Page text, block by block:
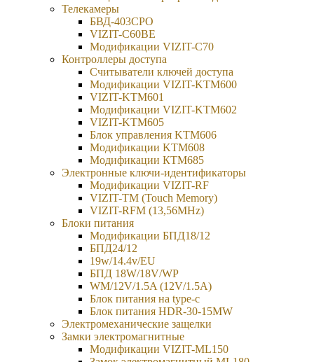
Телекамеры
БВД-403СРО
VIZIT-С60BE
Модификации VIZIT-C70
Контроллеры доступа
Считыватели ключей доступа
Модификации VIZIT-KTM600
VIZIT-KTM601
Модификации VIZIT-KTM602
VIZIT-KTM605
Блок управления KTM606
Модификации KTM608
Модификации КТМ685
Электронные ключи-идентификаторы
Модификации VIZIT-RF
VIZIT-TM (Touch Memory)
VIZIT-RFM (13,56MHz)
Блоки питания
Модификации БПД18/12
БПД24/12
19w/14.4v/EU
БПД 18W/18V/WP
WM/12V/1.5A (12V/1.5A)
Блок питания на type-c
Блок питания HDR-30-15MW
Электромеханические защелки
Замки электромагнитные
Модификации VIZIT-ML150